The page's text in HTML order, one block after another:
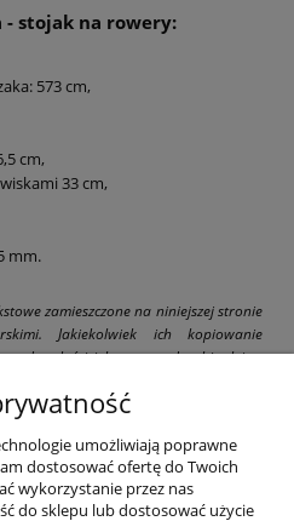
- stojak na rowery:
573 cm,
cm,
33 cm,
mm.
zamieszczone na niniejszej stronie
Jakiekolwiek ich kopiowanie
właściciela strony drogbit.pl jest
umożliwiają poprawne
dostosować ofertę do Twoich
wykorzystanie przez nas
do sklepu lub dostosować użycie